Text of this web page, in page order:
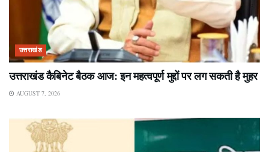
उत्तराखंड
उत्तराखंड कैबिनेट बैठक आज: इन महत्वपूर्ण मुद्दों पर लग सकती है मुहर
AUGUST 7, 2026